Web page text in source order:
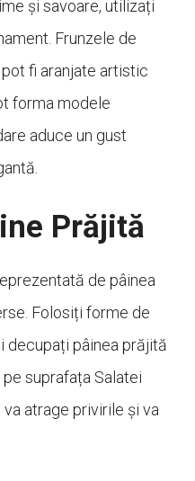
și savoare, utilizați
Frunzele de
fi aranjate artistic
forma modele
aduce un gust
Prăjită
de pâinea
Folosiți forme de
decupați pâinea prăjită
suprafața Salatei
atrage privirile și va